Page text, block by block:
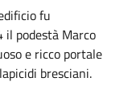
fu
podestà Marco
e ricco portale
bresciani.